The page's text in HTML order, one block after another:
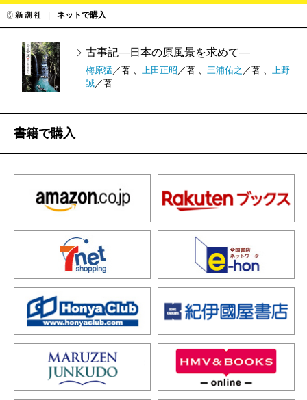
ネットで購入
古事記―日本の原風景を求めて―
梅原猛／著 、 上田正昭 ／著 、 三浦佑之 ／著 、 上野
誠／著
書籍で購入